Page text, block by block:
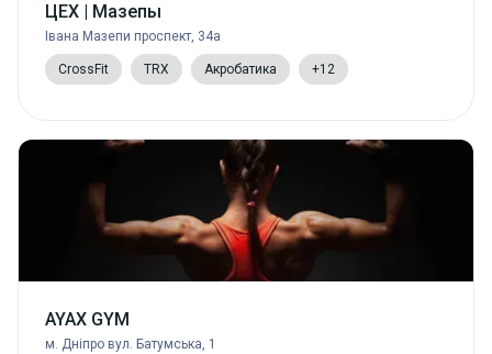
ЦЕХ | Мазепы
Івана Мазепи проспект, 34а
CrossFit TRX Акробатика +12
AYAX GYM
м. Дніпро вул. Батумська, 1